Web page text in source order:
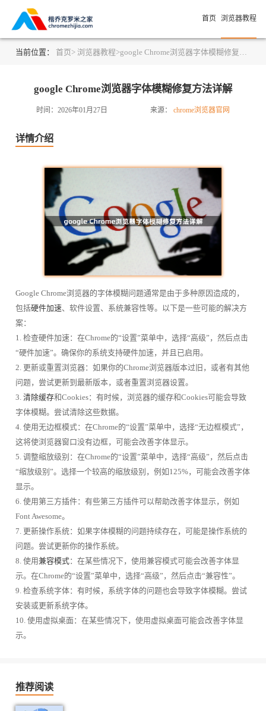
首页 浏览器教程
当前位置： 首页> 浏览器教程>google Chrome浏览器字体模糊修复方法详解
google Chrome浏览器字体模糊修复方法详解
时间：2026年01月27日 来源： chrome浏览器官网
详情介绍
Google Chrome浏览器的字体模糊问题通常是由于多种原因造成的，
包括硬件加速、软件设置、系统兼容性等。以下是一些可能的解决方
案：
1. 检查硬件加速：在Chrome的“设置”菜单中，选择“高级”，然后点击
“硬件加速”。确保你的系统支持硬件加速，并且已启用。
2. 更新或重置浏览器：如果你的Chrome浏览器版本过旧，或者有其他
问题，尝试更新到最新版本，或者重置浏览器设置。
3. 清除缓存和Cookies：有时候，浏览器的缓存和Cookies可能会导致
字体模糊。尝试清除这些数据。
4. 使用无边框模式：在Chrome的“设置”菜单中，选择“无边框模式”，
这将使浏览器窗口没有边框，可能会改善字体显示。
5. 调整缩放级别：在Chrome的“设置”菜单中，选择“高级”，然后点击
“缩放级别”。选择一个较高的缩放级别，例如125%，可能会改善字体
显示。
6. 使用第三方插件：有些第三方插件可以帮助改善字体显示，例如
Font Awesome。
7. 更新操作系统：如果字体模糊的问题持续存在，可能是操作系统的
问题。尝试更新你的操作系统。
8. 使用兼容模式：在某些情况下，使用兼容模式可能会改善字体显
示。在Chrome的“设置”菜单中，选择“高级”，然后点击“兼容性”。
9. 检查系统字体：有时候，系统字体的问题也会导致字体模糊。尝试
安装或更新系统字体。
10. 使用虚拟桌面：在某些情况下，使用虚拟桌面可能会改善字体显
示。
推荐阅读